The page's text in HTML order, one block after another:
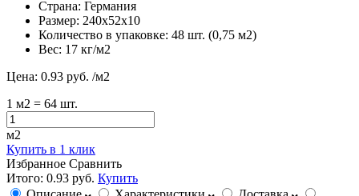
Страна: Германия
Размер: 240х52х10
Количество в упаковке: 48 шт. (0,75 м2)
Вес: 17 кг/м2
Цена: 0.93 руб. /м2
1 м2 = 64 шт.
м2
Купить в 1 клик
Избранное Сравнить
Итого: 0.93 руб. Купить